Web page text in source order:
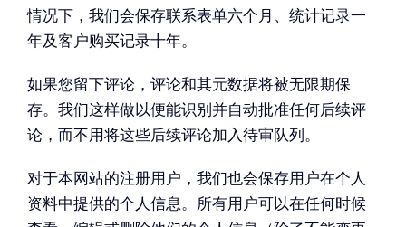
情况下，我们会保存联系表单六个月、统计记录一
年及客户购买记录十年。
如果您留下评论，评论和其元数据将被无限期保
存。我们这样做以便能识别并自动批准任何后续评
论，而不用将这些后续评论加入待审队列。
对于本网站的注册用户，我们也会保存用户在个人
资料中提供的个人信息。所有用户可以在任何时候